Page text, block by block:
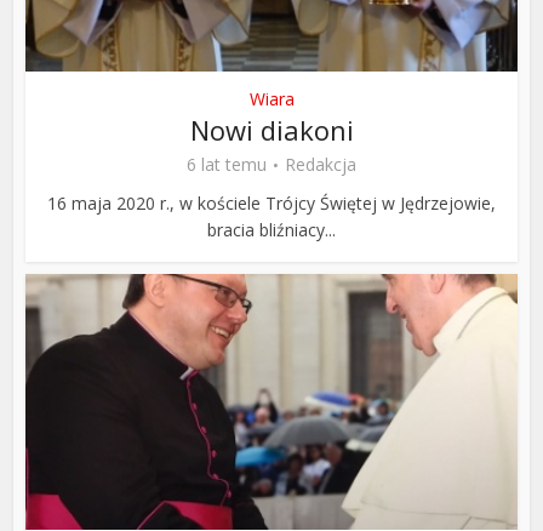
Wiara
Nowi diakoni
6 lat temu
Redakcja
16 maja 2020 r., w kościele Trójcy Świętej w Jędrzejowie,
bracia bliźniacy...